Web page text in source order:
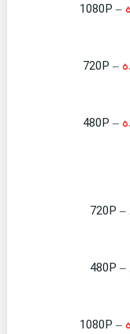
– 1080P
– 720P
– 480P
– 1080P